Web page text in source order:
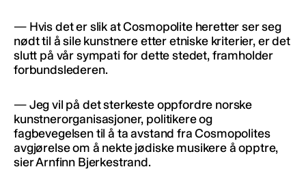
— Hvis det er slik at Cosmopolite heretter ser seg
nødt til å sile kunstnere etter etniske kriterier, er det
slutt på vår sympati for dette stedet, framholder
forbundslederen.
— Jeg vil på det sterkeste oppfordre norske
kunstnerorganisasjoner, politikere og
fagbevegelsen til å ta avstand fra Cosmopolites
avgjørelse om å nekte jødiske musikere å opptre,
sier Arnfinn Bjerkestrand.